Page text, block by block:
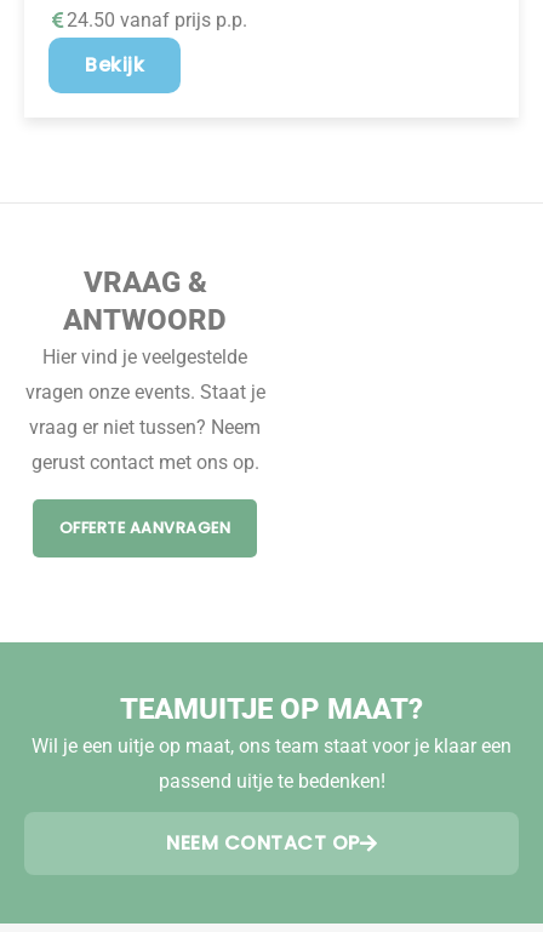
24.50 vanaf prijs p.p.
Bekijk
VRAAG &
ANTWOORD
Hier vind je veelgestelde
vragen onze events. Staat je
vraag er niet tussen? Neem
gerust contact met ons op.
OFFERTE AANVRAGEN
TEAMUITJE OP MAAT?
Wil je een uitje op maat, ons team staat voor je klaar een
passend uitje te bedenken!
NEEM CONTACT OP